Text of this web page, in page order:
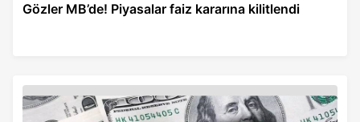
Gözler MB’de! Piyasalar faiz kararına kilitlendi